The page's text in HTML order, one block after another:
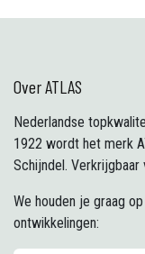
Over ATLAS
Nederlandse
1922 wordt het merk
Schijndel. Verkrijgbaar
We houden je graag
ontwikkelingen: